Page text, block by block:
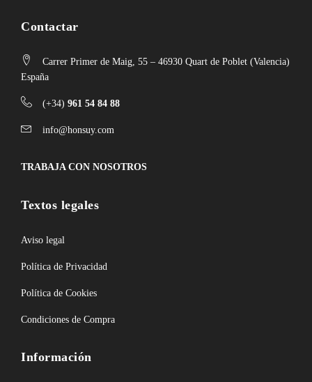
Contactar
Carrer Primer de Maig, 55 – 46930 Quart de Poblet (Valencia)
España
(+34) 961 54 84 88
info@honsuy.com
TRABAJA CON NOSOTROS
Textos legales
Aviso legal
Política de Privacidad
Política de Cookies
Condiciones de Compra
Información